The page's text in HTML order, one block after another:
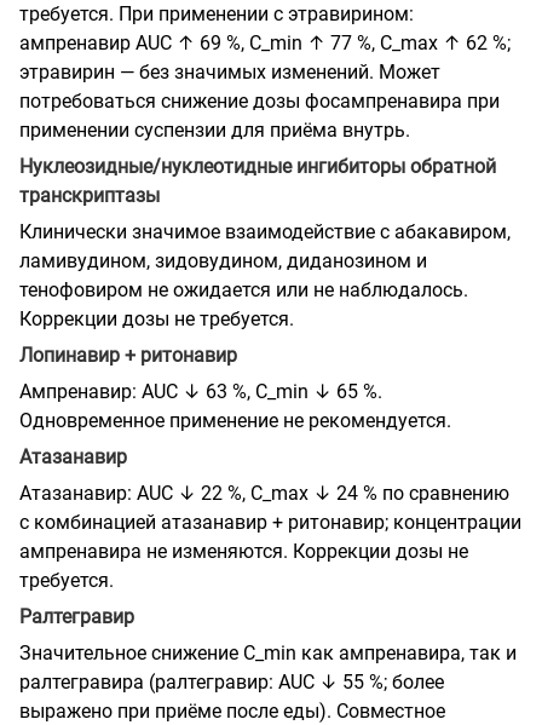
требуется. При применении с этравирином:
ампренавир AUC ↑ 69 %, C_min ↑ 77 %, C_max ↑ 62 %;
этравирин — без значимых изменений. Может
потребоваться снижение дозы фосампренавира при
применении суспензии для приёма внутрь.
Нуклеозидные/нуклеотидные ингибиторы обратной
транскриптазы
Клинически значимое взаимодействие с абакавиром,
ламивудином, зидовудином, диданозином и
тенофовиром не ожидается или не наблюдалось.
Коррекции дозы не требуется.
Лопинавир + ритонавир
Ампренавир: AUC ↓ 63 %, C_min ↓ 65 %.
Одновременное применение не рекомендуется.
Атазанавир
Атазанавир: AUC ↓ 22 %, C_max ↓ 24 % по сравнению
с комбинацией атазанавир + ритонавир; концентрации
ампренавира не изменяются. Коррекции дозы не
требуется.
Ралтегравир
Значительное снижение C_min как ампренавира, так и
ралтегравира (ралтегравир: AUC ↓ 55 %; более
выражено при приёме после еды). Совместное